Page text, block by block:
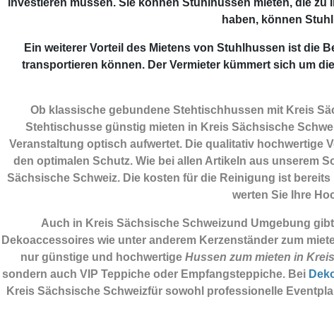
investieren müssen. Sie können Stuhlhussen mieten, die
haben, können
Ein weiterer Vorteil des Mietens von Stuhlhussen ist die
transportieren können. Der Vermieter kümmert sich um
Ob klassische gebundene Stehtischhussen mit Kreis
Stehtischusse günstig mieten in Kreis Sächsische
Veranstaltung optisch aufwertet. Die qualitativ hochwertige
den optimalen Schutz. Wie bei allen Artikeln aus unserem
Sächsische Schweiz. Die kosten für die Reinigung ist
werten Sie Ihre
Auch in Kreis Sächsische Schweizund Umgebung
Dekoaccessoires wie unter anderem Kerzenständer zum
nur günstige und hochwertige Hussen zum mieten in
sondern auch VIP Teppiche oder Empfangsteppiche. Bei
Kreis Sächsische Schweizfür sowohl professionelle